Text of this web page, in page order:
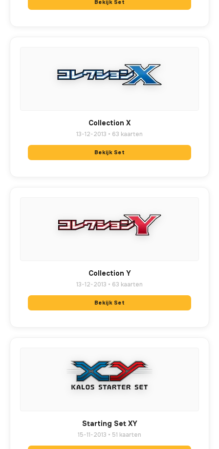
Bekijk Set
Collection X
13-12-2013 • 63 kaarten
Bekijk Set
Collection Y
13-12-2013 • 63 kaarten
Bekijk Set
Starting Set XY
15-11-2013 • 51 kaarten